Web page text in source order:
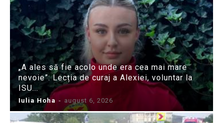
„A ales să fie acolo unde era cea mai mare
nevoie”: Lecția de curaj a Alexiei, voluntar la
ISU...
Iulia Hoha - august 6, 2026